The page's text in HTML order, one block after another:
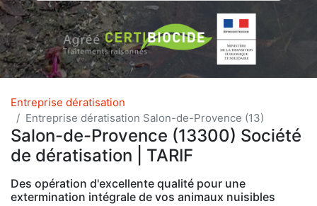
Entreprise dératisation
Entreprise dératisation Salon-de-Provence (13)
Salon-de-Provence (13300) Société
de dératisation | TARIF
Des opération d'excellente qualité pour une
extermination intégrale de vos animaux nuisibles